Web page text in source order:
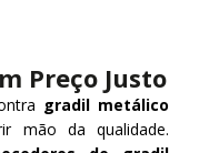
Preço Justo
gradil metálico
mão da qualidade.